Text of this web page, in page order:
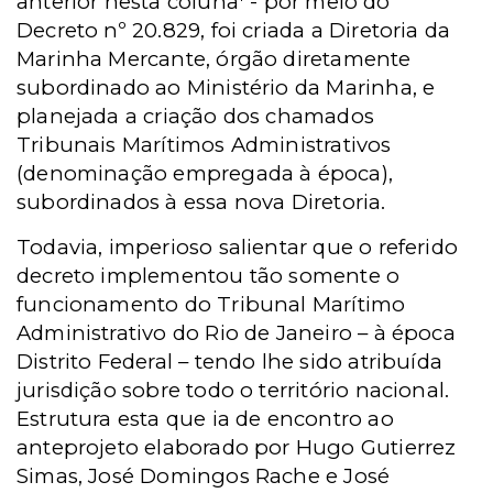
Decreto nº 20.829, foi criada a Diretoria da
Marinha Mercante, órgão diretamente
subordinado ao Ministério da Marinha, e
planejada a criação dos chamados
Tribunais Marítimos Administrativos
(denominação empregada à época),
subordinados à essa nova Diretoria.
Todavia, imperioso salientar que o referido
decreto implementou tão somente o
funcionamento do Tribunal Marítimo
Administrativo do Rio de Janeiro – à época
Distrito Federal – tendo lhe sido atribuída
jurisdição sobre todo o território nacional.
Estrutura esta que ia de encontro ao
anteprojeto elaborado por Hugo Gutierrez
Simas, José Domingos Rache e José